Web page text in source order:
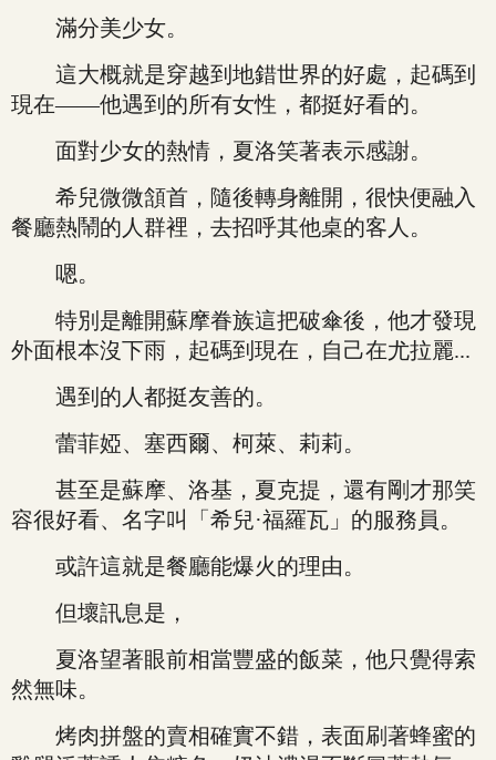
滿分美少女。
這大概就是穿越到地錯世界的好處，起碼到
現在——他遇到的所有女性，都挺好看的。
面對少女的熱情，夏洛笑著表示感謝。
希兒微微頷首，隨後轉身離開，很快便融入
餐廳熱鬧的人群裡，去招呼其他桌的客人。
嗯。
特別是離開蘇摩眷族這把破傘後，他才發現
外面根本沒下雨，起碼到現在，自己在尤拉麗...
遇到的人都挺友善的。
蕾菲婭、塞西爾、柯萊、莉莉。
甚至是蘇摩、洛基，夏克提，還有剛才那笑
容很好看、名字叫「希兒·福羅瓦」的服務員。
或許這就是餐廳能爆火的理由。
但壞訊息是，
夏洛望著眼前相當豐盛的飯菜，他只覺得索
然無味。
烤肉拼盤的賣相確實不錯，表面刷著蜂蜜的